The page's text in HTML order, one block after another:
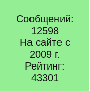
Сообщений:
12598
На сайте с
2009 г.
Рейтинг:
43301